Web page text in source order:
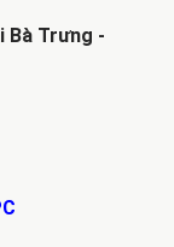
Bà Trưng -